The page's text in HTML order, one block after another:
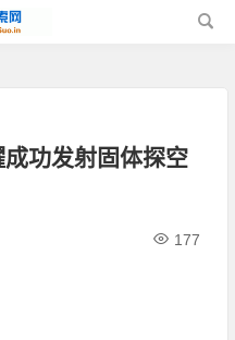
功发射固体探空
177